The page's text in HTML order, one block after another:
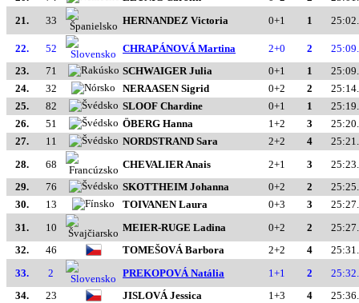
21.
33 HERNANDEZ Victoria 0+1 1
22. 52 CHRAPÁNOVÁ Martina 2+0 2
23.
71 SCHWAIGER Julia 0+1 1
24.
32 NERAASEN Sigrid 0+2 2
25.
82 SLOOF Chardine 0+1 1
26.
51 ÖBERG Hanna 1+2 3
27.
11 NORDSTRAND Sara 2+2 4
28.
68 CHEVALIER Anais 2+1 3
29.
76 SKOTTHEIM Johanna 0+2 2
30.
13 TOIVANEN Laura 0+3 3
31.
10 MEIER-RUGE Ladina 0+2 2
32.
46 TOMEŠOVÁ Barbora 2+2 4
33.
2 PREKOPOVÁ Natália 1+1 2
34.
23 JISLOVÁ Jessica 1+3 4